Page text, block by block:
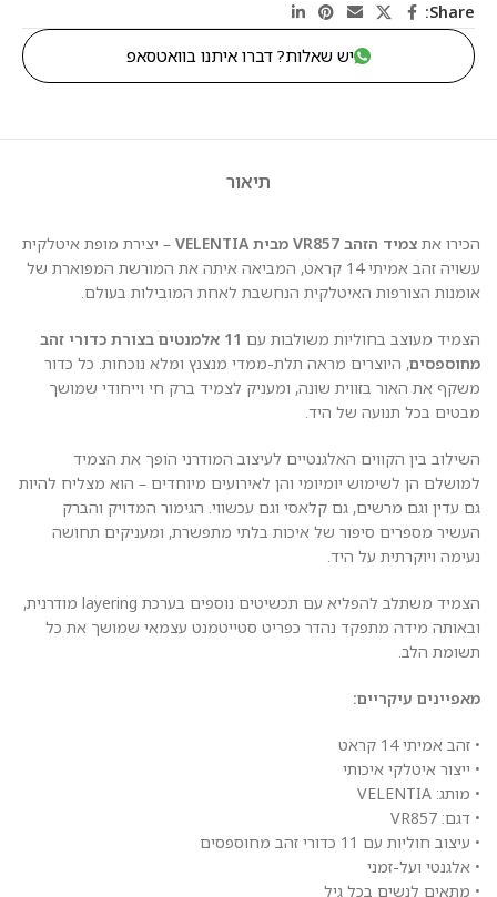
Share:
יש שאלות? דברו איתנו בוואטסאפ
תיאור
הכירו את צמיד הזהב VR857 מבית VELENTIA
– יצירת מופת איטלקית
עשויה זהב אמיתי 14 קראט, המביאה איתה את המורשת המפוארת של
אומנות הצורפות האיטלקית הנחשבת לאחת המובילות בעולם.
הצמיד מעוצב בחוליות משולבות עם
11 אלמנטים בצורת כדורי זהב
מחוספסים, היוצרים מראה תלת-ממדי מנצנץ ומלא נוכחות. כל כדור
משקף את האור בזווית שונה, ומעניק לצמיד ברק חי וייחודי שמושך
מבטים בכל תנועה של היד.
השילוב בין הקווים האלגנטיים לעיצוב המודרני הופך את הצמיד
למושלם הן לשימוש יומיומי והן לאירועים מיוחדים – הוא מצליח להיות
גם עדין וגם מרשים, גם קלאסי וגם עכשווי. הגימור המדויק והברק
העשיר מספרים סיפור של איכות בלתי מתפשרת, ומעניקים תחושה
נעימה ויוקרתית על היד.
הצמיד משתלב להפליא עם תכשיטים נוספים בערכת layering מודרנית,
ובאותה מידה מתפקד נהדר כפריט סטייטמנט עצמאי שמושך את כל
תשומת הלב.
מאפיינים עיקריים:
• זהב אמיתי 14 קראט
• ייצור איטלקי איכותי
• מותג: VELENTIA
• דגם: VR857
• עיצוב חוליות עם 11 כדורי זהב מחוספסים
• אלגנטי ועל-זמני
• מתאים לנשים בכל גיל